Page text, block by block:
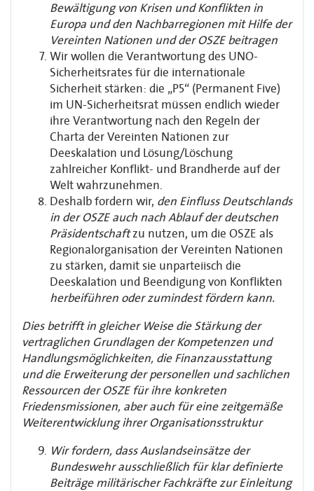
Bewältigung von Krisen und Konflikten in
Europa und den Nachbarregionen mit Hilfe der
Vereinten Nationen und der OSZE beitragen
Wir wollen die Verantwortung des UNO-
Sicherheitsrates für die internationale
Sicherheit stärken: die „P5“ (Permanent Five)
im UN-Sicherheitsrat müssen endlich wieder
ihre Verantwortung nach den Regeln der
Charta der Vereinten Nationen zur
Deeskalation und Lösung/Löschung
zahlreicher Konflikt- und Brandherde auf der
Welt wahrzunehmen.
Deshalb fordern wir, den Einfluss Deutschlands
in der OSZE auch nach Ablauf der deutschen
Präsidentschaftzu nutzen, um die OSZE als
Regionalorganisation der Vereinten Nationen
zu stärken, damit sie unparteiisch die
Deeskalation und Beendigung von Konflikten
herbeiführen oder zumindest fördern kann.
Dies betrifft in gleicher Weise die Stärkung der
vertraglichen Grundlagen der Kompetenzen und
Handlungsmöglichkeiten, die Finanzausstattung
und die Erweiterung der personellen und sachlichen
Ressourcen der OSZE für ihre konkreten
Friedensmissionen, aber auch für eine zeitgemäße
Weiterentwicklung ihrer Organisationsstruktur
Wir fordern, dass Auslandseinsätze der
Bundeswehr ausschließlich für klar definierte
Beiträge militärischer Fachkräfte zur Einleitung